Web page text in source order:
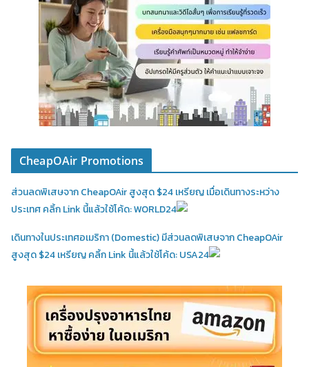
CheapOAir Promotions
ส่วนลดพิเสษจาก CheapOAir สูงสุด $24 เหรียญ เมื่อเดินทางระหว่าง
ประเทศ คลิ้ก Link นี้แล้วใช้โค้ด: WORLD24
เดินทางในประเทศอเมริกา (Domestic)มีส่วนลดพิเสษจาก CheapOAir
สูงสุด $24 เหรียญ คลิ้ก Link นี้แล้วใช้โค้ด: USA24